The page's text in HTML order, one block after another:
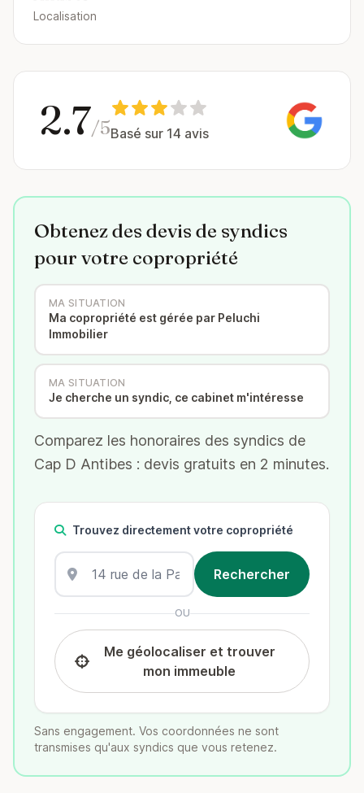
Localisation
2.7/5Basé sur 14 avis
Obtenez des devis de syndics
pour votre copropriété
MA SITUATION
Ma copropriété est gérée par Peluchi
Immobilier
MA SITUATION
Je cherche un syndic, ce cabinet m'intéresse
Comparez les honoraires des syndics de
Cap D Antibes : devis gratuits en 2 minutes.
Trouvez directement votre copropriété
OU
Me géolocaliser et trouver
mon immeuble
Sans engagement. Vos coordonnées ne sont
transmises qu'aux syndics que vous retenez.